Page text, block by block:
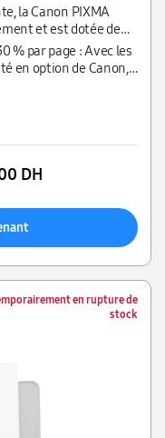
la Canon PIXMA
et est dotée de
à tous les besoins
% par page : Avec les
en option de Canon,
DH
en rupture de
stock